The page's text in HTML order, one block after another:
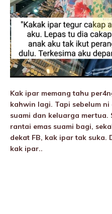
Kak ipar memang tahu
kahwin lagi. Tapi sebelum ni
suami dan keluarga
rantai emas suami bagi,
dekat FB, kak ipar tak suka.
kak ipar..